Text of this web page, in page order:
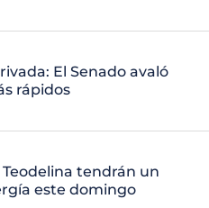
El Senado avaló
rápidos
Teodelina tendrán un
este domingo